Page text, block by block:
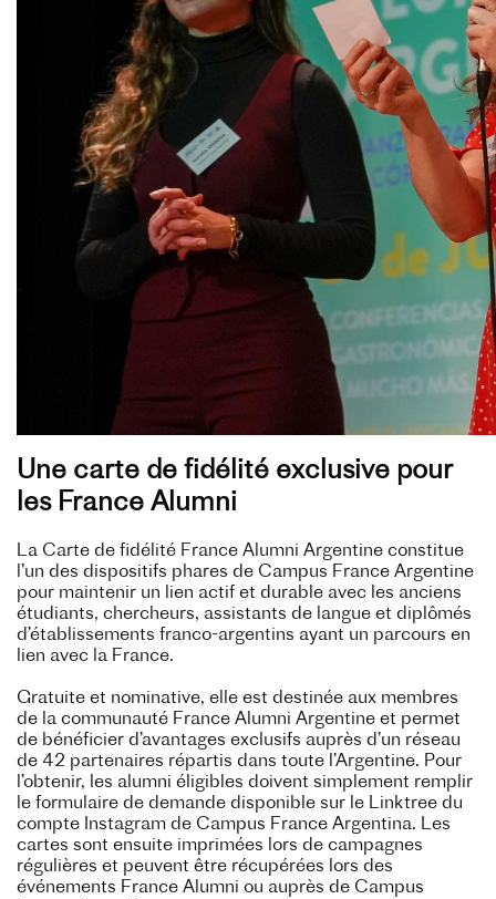
Une carte de fidélité exclusive pour
les France Alumni
La Carte de fidélité France Alumni Argentine constitue
l’un des dispositifs phares de Campus France Argentine
pour maintenir un lien actif et durable avec les anciens
étudiants, chercheurs, assistants de langue et diplômés
d’établissements franco-argentins ayant un parcours en
lien avec la France.
Gratuite et nominative, elle est destinée aux membres
de la communauté France Alumni Argentine et permet
de bénéficier d’avantages exclusifs auprès d’un réseau
de 42 partenaires répartis dans toute l’Argentine. Pour
l’obtenir, les alumni éligibles doivent simplement remplir
le formulaire de demande disponible sur le Linktree du
compte Instagram de Campus France Argentina. Les
cartes sont ensuite imprimées lors de campagnes
régulières et peuvent être récupérées lors des
événements France Alumni ou auprès de Campus